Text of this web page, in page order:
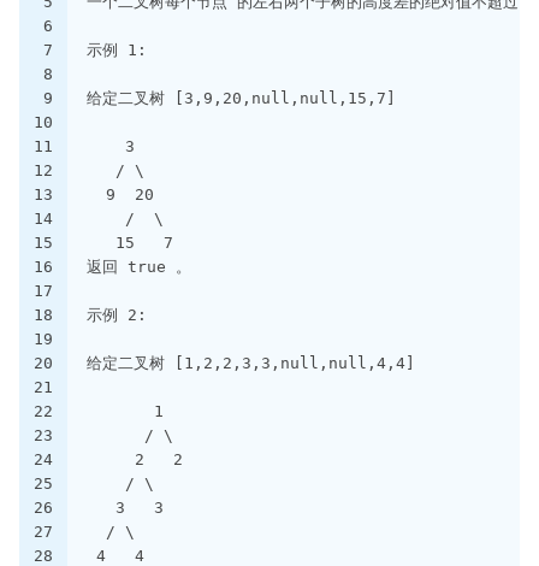
6
7
8
9
10
11
12
13
14
15
16
17
18
19
20
21
22
23
24
25
26
27
28
示例 1:
给定二叉树 [3,9,20,null,null,15,7]
    3
   / \
  9  20
    /  \
   15   7
返回 true 。
示例 2:
给定二叉树 [1,2,2,3,3,null,null,4,4]
       1
      / \
     2   2
    / \
   3   3
  / \
4   4